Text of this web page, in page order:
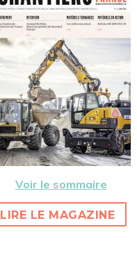
Voir le sommaire
LIRE LE MAGAZINE